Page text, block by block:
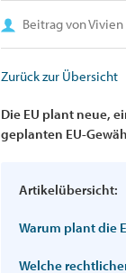
Beitrag von
Zurück zur Übersicht
Die EU plant neue,
geplanten EU-
Artikelübersicht:
Warum plant die
Welche